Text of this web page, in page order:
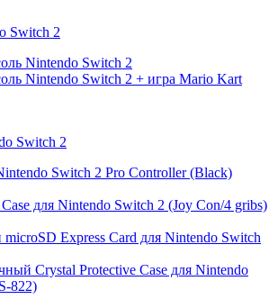
Switch 2
Nintendo Switch 2
Nintendo Switch 2 + игра Mario Kart
Switch 2
Switch 2 Pro Controller (Black)
для Nintendo Switch 2 (Joy Con/4 gribs)
microSD Express Card для Nintendo Switch
Crystal Protective Case для Nintendo
822)